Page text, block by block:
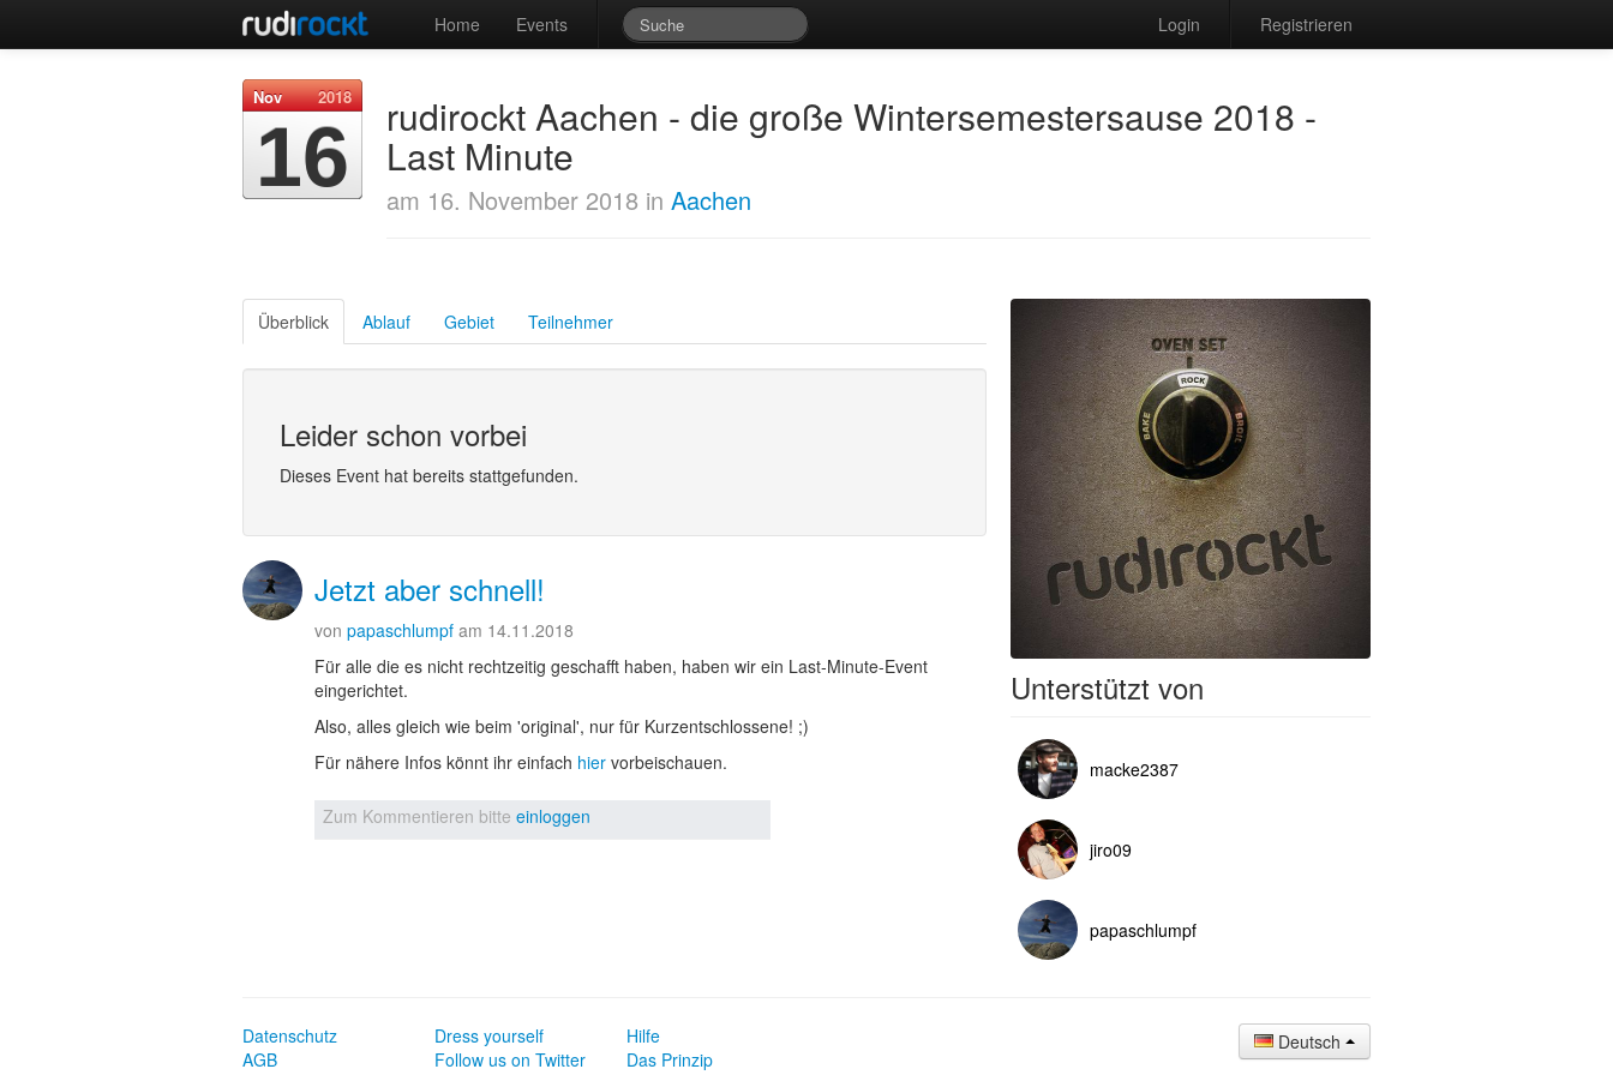
Home Events Login Registrieren
2018
Nov
16 rudirockt Aachen - die große Wintersemestersause 2018 -
Last Minute
am 16. November 2018 in Aachen
Überblick Ablauf Gebiet Teilnehmer
Leider schon vorbei
Dieses Event hat bereits stattgefunden.
Jetzt aber schnell!
von papaschlumpf am 14.11.2018
Für alle die es nicht rechtzeitig geschafft haben, haben wir ein Last-Minute-Event
eingerichtet.
Also, alles gleich wie beim 'original', nur für Kurzentschlossene! ;)
Für nähere Infos könnt ihr einfach hier vorbeischauen.
Zum Kommentieren bitte einloggen
Unterstützt von
macke2387
jiro09
papaschlumpf
Datenschutz
AGB
Dress yourself
Follow us on Twitter
Hilfe
Das Prinzip
Deutsch